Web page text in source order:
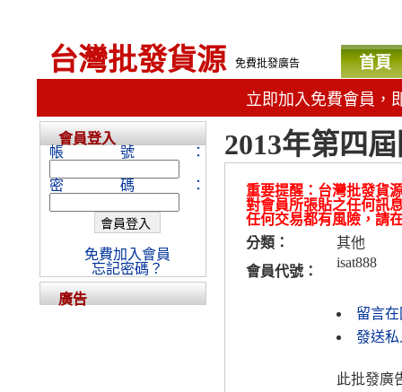
台灣批發貨源 免費批發廣告 首頁
立即加入免費會員，
2013年第四
重要提醒：台灣批發貨
對會員所張貼之任何訊
任何交易都有風險，請
分類：
其他
會員代號：
isat888
留言
發送私
此批發廣
會員登入
帳號：
密碼：
免費加入會員
忘記密碼？
廣告